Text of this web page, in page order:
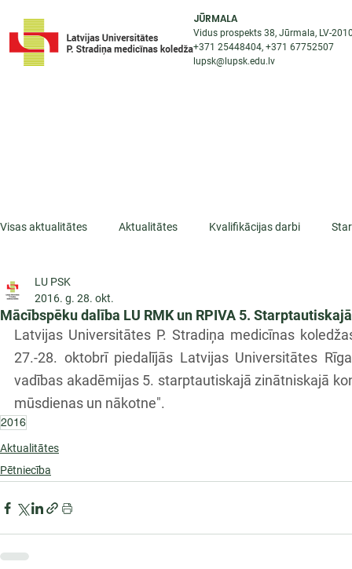
JŪRMALA
Vidus prospekts 38, Jūrmala, LV-
+371 25448404, +371 67752507
lupsk@lupsk.edu.lv
Visas aktualitātes Aktualitātes Kvalifikācijas darbi
ESF projekti
Mācībspēku dalība LU RMK un RPIVA 5.
LU PSK
2016. g. 28. okt.
Latvijas Universitātes P. Stradiņa medicīnas
27.-28. oktobrī piedalījās Latvijas Universitātes
vadības akadēmijas 5. starptautiskajā zinātniskajā
mūsdienas un nākotne".
2016
Aktualitātes
Pētniecība